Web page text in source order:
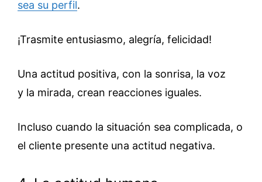
sea su perfil.
¡Trasmite entusiasmo, alegría, felicidad!
Una actitud positiva, con la sonrisa, la voz
y la mirada, crean reacciones iguales.
Incluso cuando la situación sea complicada, o
el cliente presente una actitud negativa.